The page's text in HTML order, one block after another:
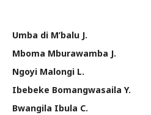
Umba di M’balu J.
Mboma Mburawamba J.
Ngoyi Malongi L.
Ibebeke Bomangwasaila Y.
Bwangila Ibula C.